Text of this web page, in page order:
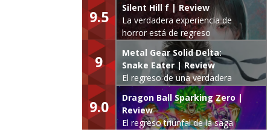
9.5
Silent Hill f | Review
La verdadera experiencia de
horror está de regreso
9
Metal Gear Solid Delta:
Snake Eater | Review
El regreso de una verdadera
leyenda
9.0
Dragon Ball Sparking Zero |
Review
El regreso triunfal de la saga